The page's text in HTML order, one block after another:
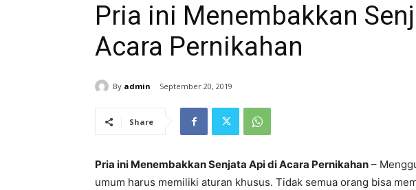
Pria ini Menembakkan
Acara Pernikahan
By admin September 20, 2019
Share
Pria ini Menembakkan Senjata Api di Acara Pernikahan –
umum harus memiliki aturan khusus. Tidak semua orang bisa